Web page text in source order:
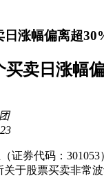
涨幅偏离超
卖日涨幅
券代码：301053
关于股票买卖非常